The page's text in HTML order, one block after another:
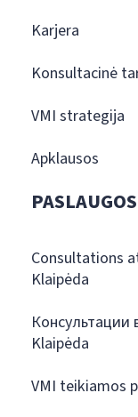
Karjera
Konsultacinė
VMI strategija
Apklausos
PASLAUGOS
Consultations
Klaipėda
Консультации
Klaipėda
VMI teikiamos